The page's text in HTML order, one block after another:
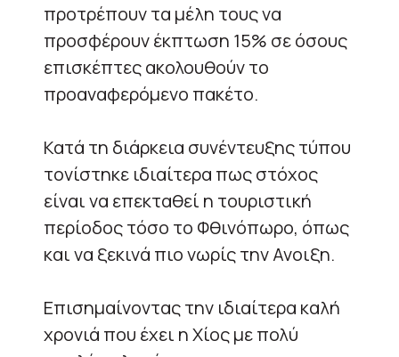
προτρέπουν τα μέλη τους να
προσφέρουν έκπτωση 15% σε όσους
επισκέπτες ακολουθούν το
προαναφερόμενο πακέτο.
Κατά τη διάρκεια συνέντευξης τύπου
τονίστηκε ιδιαίτερα πως στόχος
είναι να επεκταθεί η τουριστική
περίοδος τόσο το Φθινόπωρο, όπως
και να ξεκινά πιο νωρίς την Ανοιξη.
Επισημαίνοντας την ιδιαίτερα καλή
χρονιά που έχει η Χίος με πολύ